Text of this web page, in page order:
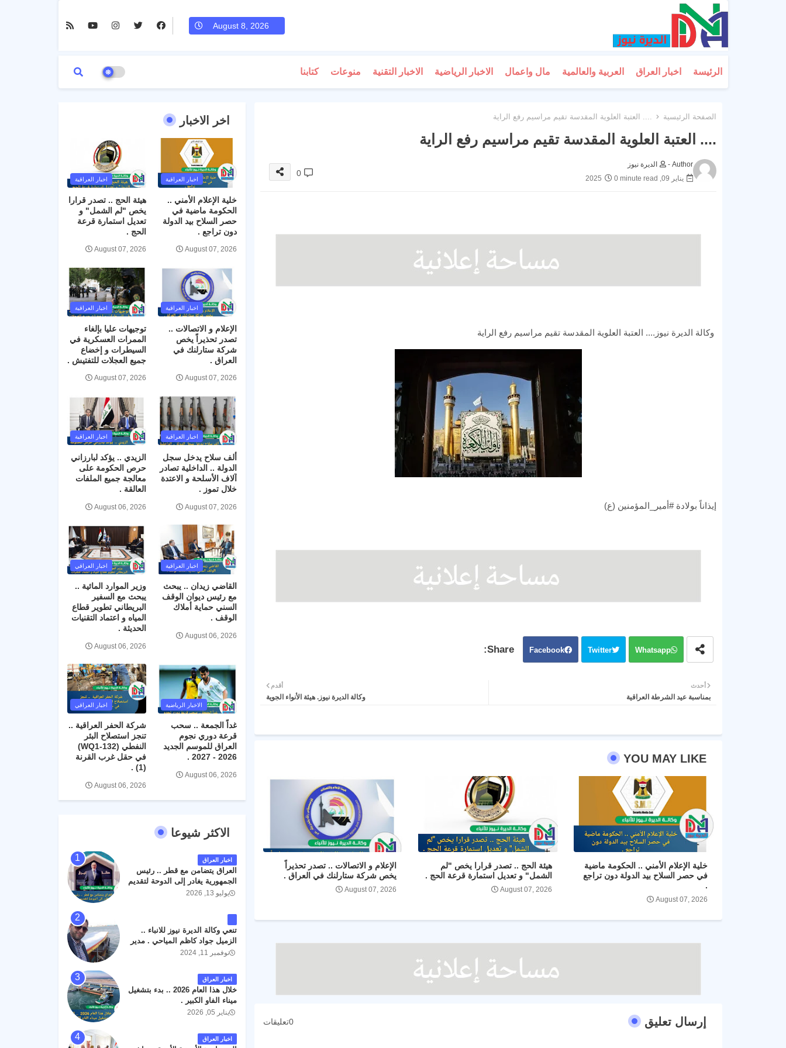
August 8, 2026
الرئيسة اخبار العراق العربية والعالمية مال واعمال الاخبار الرياضية الاخبار التقنية منوعات كتابنا
الصفحة الرئيسية .... العتبة العلوية المقدسة تقيم مراسيم رفع الراية
.... العتبة العلوية المقدسة تقيم مراسيم رفع الراية
Author -
الديرة نيوز
يناير 09, 2025
0 minute read
0
وكالة الديرة نيوز.... العتبة العلوية المقدسة تقيم مراسيم رفع الراية
إيذاناً بولادة #أمير_المؤمنين (ع)
Facebook Twitter Whatsapp
أحدث
بمناسبة عيد الشرطة العراقية
أقدم
وكالة الديرة نيوز. هيئة الأنواء الجوية
YOU MAY LIKE
خلية الإعلام الأمني .. الحكومة ماضية
في حصر السلاح بيد الدولة دون تراجع
.
August 07, 2026
هيئة الحج .. تصدر قرارا يخص "لم
الشمل" و تعديل استمارة قرعة الحج .
August 07, 2026
الإعلام و الاتصالات .. تصدر تحذيراً
يخص شركة ستارلنك في العراق .
August 07, 2026
إرسال تعليق 0تعليقات
اخر الاخبار
اخبار العراقية
خلية الإعلام الأمني ..
الحكومة ماضية في
حصر السلاح بيد الدولة
دون تراجع .
August 07, 2026
اخبار العراقية
هيئة الحج .. تصدر قرارا
يخص "لم الشمل" و
تعديل استمارة قرعة
الحج .
August 07, 2026
اخبار العراقية
الإعلام و الاتصالات ..
تصدر تحذيراً يخص
شركة ستارلنك في
العراق .
August 07, 2026
اخبار العراقية
توجيهات عليا بإلغاء
الممرات العسكرية في
السيطرات و إخضاع
جميع العجلات للتفتيش .
August 07, 2026
اخبار العراقية
ألف سلاح يدخل سجل
الدولة .. الداخلية تصادر
آلاف الأسلحة و الاعتدة
خلال تموز .
August 07, 2026
اخبار العراقية
الزيدي .. يؤكد لبارزاني
حرص الحكومة على
معالجة جميع الملفات
العالقة .
August 06, 2026
اخبار العراقية
القاضي زيدان .. يبحث
مع رئيس ديوان الوقف
السني حماية أملاك
الوقف .
August 06, 2026
اخبار العراقي
وزير الموارد المائية ..
يبحث مع السفير
البريطاني تطوير قطاع
المياه و اعتماد التقنيات
الحديثة .
August 06, 2026
الاخبار الرياضية
غداً الجمعة .. سحب
قرعة دوري نجوم
العراق للموسم الجديد
2026 - 2027 .
August 06, 2026
اخبار العراقي
شركة الحفر العراقية ..
تنجز استصلاح البئر
النفطي (WQ1-132)
في حقل غرب القرنة
(1) .
August 06, 2026
الاكثر شيوعا
اخبار العراق
العراق يتضامن مع قطر .. رئيس
الجمهورية يغادر إلى الدوحة لتقديم
واجب العزاء .
يوليو 13, 2026
تنعي وكالة الديرة نيوز للانباء ..
الزميل جواد كاظم المياحي . مدير
الخطوط الجوية العراقية السابق
البصرة الدولي اليوم الاثنين على
الطريق المؤدي من البوابة
الرئيسة الى صالة المسافرين .
حيث كان سبب الحادث يعود
لتصادم عجلته مع عجلة نوع كيا بنكو
مطار البصرة الدولي . سائلين الله
عز وجل ان يتغمد الفقيد بواسع
نوفمبر 11, 2024
اخبار العراق
خلال هذا العام 2026 .. بدء بتشغيل
ميناء الفاو الكبير .
يناير 05, 2026
اخبار العراق